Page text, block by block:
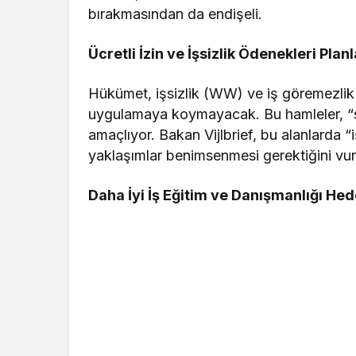
bırakmasından da endişeli.
Ücretli İzin ve İşsizlik Ödenekleri
Hükümet, işsizlik (WW) ve iş
uygulamaya koymayacak. Bu hamleler,
amaçlıyor. Bakan Vijlbrief, bu alanlarda
yaklaşımlar benimsenmesi gerektiğini
Daha İyi İş Eğitim ve Danışmanlığı